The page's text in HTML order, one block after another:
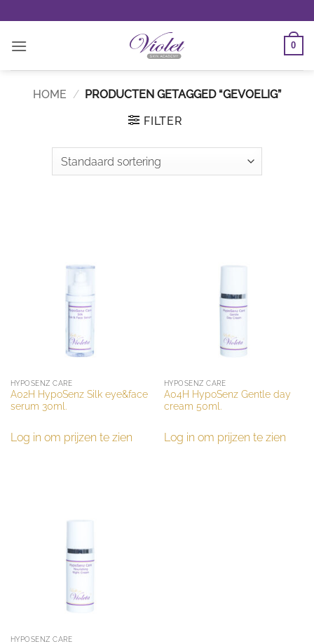
naar
inhoud
0
HOME / PRODUCTEN GETAGGED “GEVOELIG”
FILTER
HYPOSENZ CARE
A02H HypoSenz Silk eye&face
serum 30ml.
Log in om prijzen te zien
HYPOSENZ CARE
A04H HypoSenz Gentle day
cream 50ml.
Log in om prijzen te zien
HYPOSENZ CARE